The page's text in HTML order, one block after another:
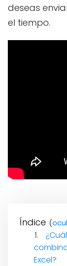
deseas
el tiempo.
Índice (
Excel?